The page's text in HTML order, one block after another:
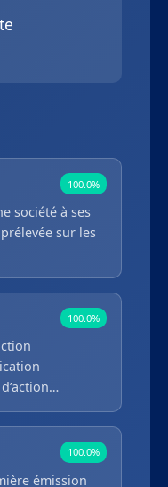
100.0%
société à ses
sur les
100.0%
100.0%
émission